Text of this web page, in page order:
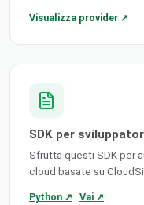
Visualizza provider ↗
SDK per
Sfrutta questi SDK per
cloud basate su
Python ↗ Vai ↗